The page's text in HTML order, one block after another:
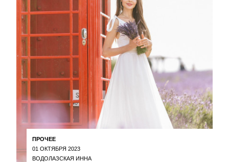
ПРОЧЕЕ
01 ОКТЯБРЯ 2023
ВОДОЛАЗСКАЯ ИННА